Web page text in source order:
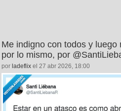
Me indigno con todos y
por lo mismo, por
por ladeflix el 27 abr 2026, 18:00